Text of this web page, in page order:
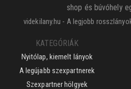
shop és búvóhely
videkilany.hu - A legjobb
KATEGÓRIÁK
Nyitólap, kiemelt lányok
A legújabb szexpartnerek
Szexpartner hölgyek